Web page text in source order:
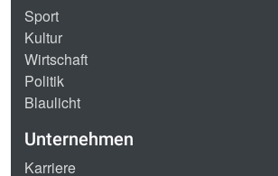
Sport
Kultur
Wirtschaft
Politik
Blaulicht
Unternehmen
Karriere